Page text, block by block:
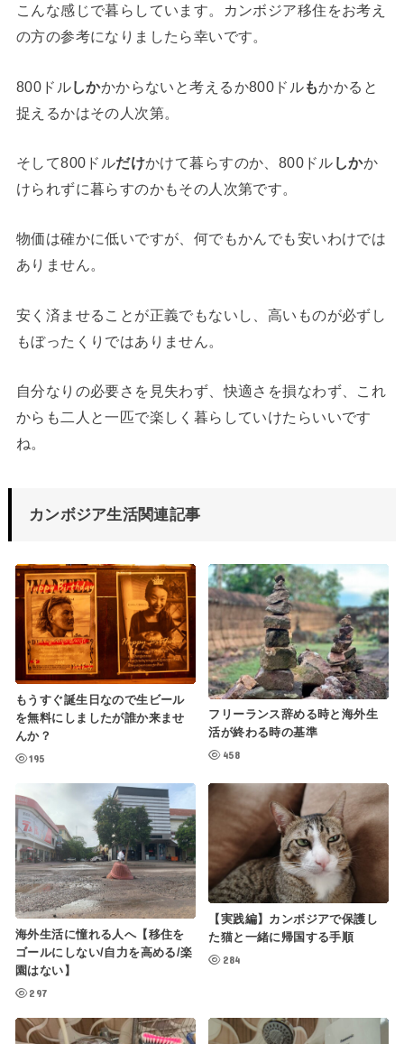
こんな感じで暮らしています。カンボジア移住をお考え
の方の参考になりましたら幸いです。
800ドルしかかからないと考えるか800ドルもかかると
捉えるかはその人次第。
そして800ドルだけかけて暮らすのか、800ドル しかか
けられずに暮らすのかもその人次第です。
物価は確かに低いですが、何でもかんでも安いわけでは
ありません。
安く済ませることが正義でもないし、高いものが必ずし
もぼったくりではありません。
自分なりの必要さを見失わず、快適さを損なわず、これ
からも二人と一匹で楽しく暮らしていけたらいいです
ね。
カンボジア生活関連記事
もうすぐ誕生日なので生ビール
を無料にしましたが誰か来ませ
んか？
195
フリーランス辞める時と海外生
活が終わる時の基準
458
海外生活に憧れる人へ【移住を
ゴールにしない/自力を高める/楽
園はない】
297
【実践編】カンボジアで保護し
た猫と一緒に帰国する手順
284